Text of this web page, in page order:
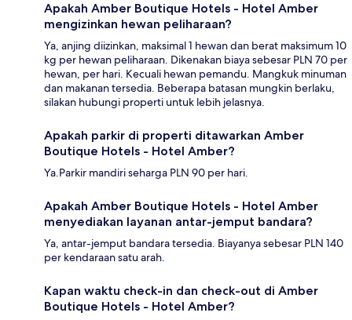
Apakah Amber Boutique Hotels - Hotel Amber
mengizinkan hewan peliharaan?
Ya, anjing diizinkan, maksimal 1 hewan dan berat maksimum 10
kg per hewan peliharaan. Dikenakan biaya sebesar PLN 70 per
hewan, per hari. Kecuali hewan pemandu. Mangkuk minuman
dan makanan tersedia. Beberapa batasan mungkin berlaku,
silakan hubungi properti untuk lebih jelasnya.
Apakah parkir di properti ditawarkan Amber
Boutique Hotels - Hotel Amber?
Ya.Parkir mandiri seharga PLN 90 per hari.
Apakah Amber Boutique Hotels - Hotel Amber
menyediakan layanan antar-jemput bandara?
Ya, antar-jemput bandara tersedia. Biayanya sebesar PLN 140
per kendaraan satu arah.
Kapan waktu check-in dan check-out di Amber
Boutique Hotels - Hotel Amber?